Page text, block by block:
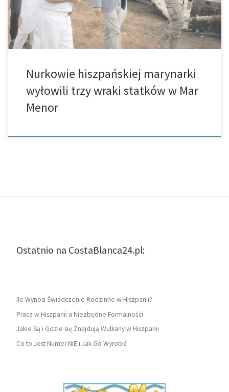
Nurkowie hiszpańskiej marynarki
wyłowili trzy wraki statków w Mar
Menor
Ostatnio na CostaBlanca24.pl:
Ile Wynosi Świadczenie Rodzinne w Hiszpanii?
Praca w Hiszpanii a Niezbędne Formalności
Jakie Są i Gdzie się Znajdują Wulkany w Hiszpanii
Co to Jest Numer NIE i Jak Go Wyrobić